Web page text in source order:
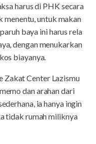
harus di PHK secara
menentu, untuk makan
baya ini harus rela
dengan menukarkan
biayanya.
Zakat Center Lazismu
dan arahan dari
ia hanya ingin
tidak rumah miliknya